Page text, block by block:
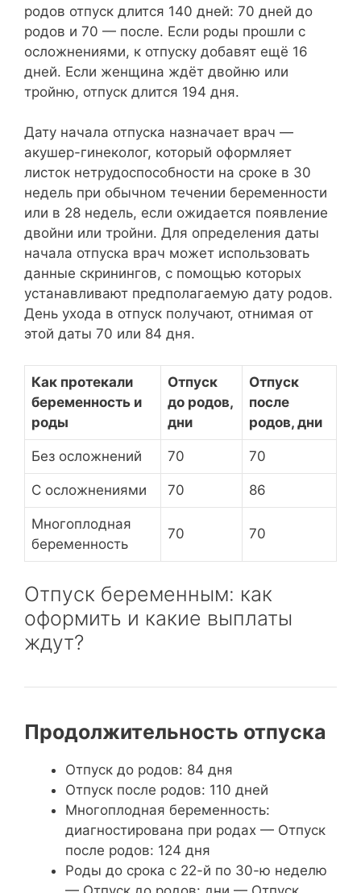
родов отпуск длится 140 дней: 70 дней до
родов и 70 — после. Если роды прошли с
осложнениями, к отпуску добавят ещё 16
дней. Если женщина ждёт двойню или
тройню, отпуск длится 194 дня.
Дату начала отпуска назначает врач —
акушер-гинеколог, который оформляет
листок нетрудоспособности на сроке в 30
недель при обычном течении беременности
или в 28 недель, если ожидается появление
двойни или тройни. Для определения даты
начала отпуска врач может использовать
данные скринингов, с помощью которых
устанавливают предполагаемую дату родов.
День ухода в отпуск получают, отнимая от
этой даты 70 или 84 дня.
Как протекали
беременность и
роды
Отпуск
до родов,
дни
Отпуск
после
родов, дни
Без осложнений 70 70
С осложнениями 70 86
Многоплодная
беременность
70 70
Отпуск беременным: как
оформить и какие выплаты
ждут?
Продолжительность отпуска
Отпуск до родов: 84 дня
Отпуск после родов: 110 дней
Многоплодная беременность:
диагностирована при родах — Отпуск
после родов: 124 дня
Роды до срока с 22-й по 30-ю неделю